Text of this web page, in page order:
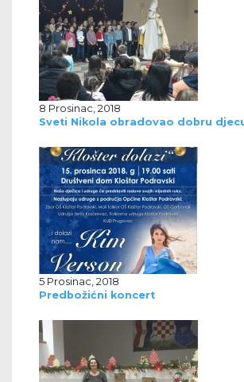
8 Prosinac, 2018
Sveti Nikola obradovao dobru
5 Prosinac, 2018
Predbožićni koncert